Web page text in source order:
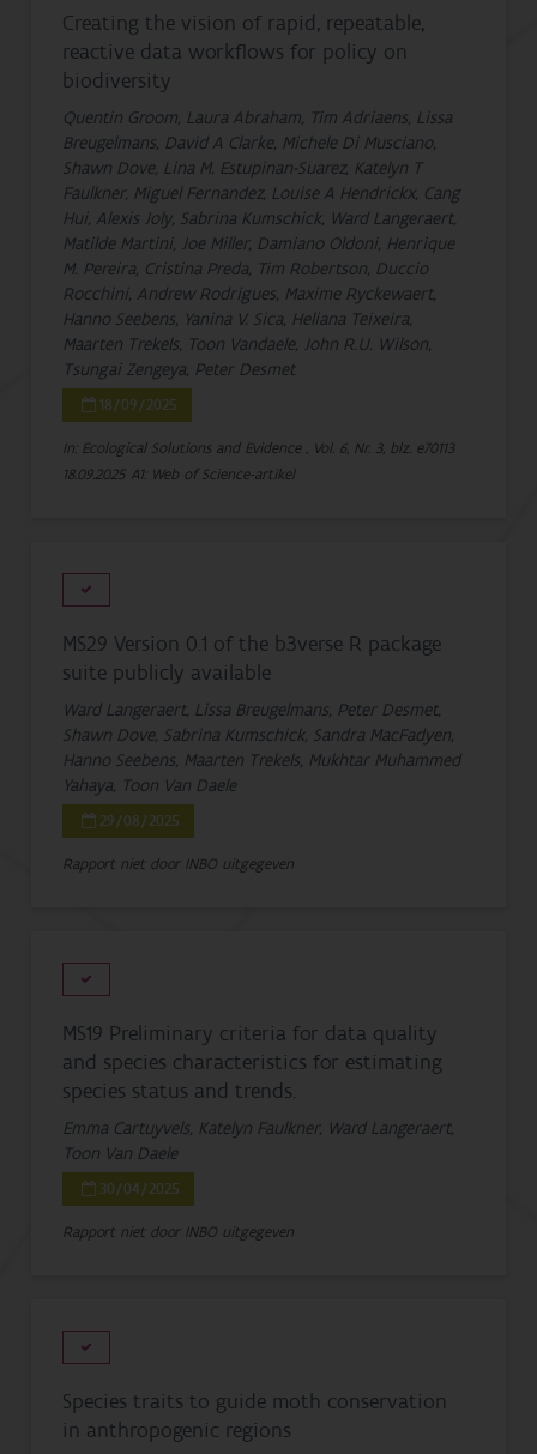
Creating the vision of rapid, repeatable,
reactive data workflows for policy on
biodiversity
Quentin Groom, Laura Abraham, Tim Adriaens, Lissa
Breugelmans, David A Clarke, Michele Di Musciano,
Shawn Dove, Lina M. Estupinan-Suarez, Katelyn T
Faulkner, Miguel Fernandez, Louise A Hendrickx, Cang
Hui, Alexis Joly, Sabrina Kumschick, Ward Langeraert,
Matilde Martini, Joe Miller, Damiano Oldoni, Henrique
M. Pereira, Cristina Preda, Tim Robertson, Duccio
Rocchini, Andrew Rodrigues, Maxime Ryckewaert,
Hanno Seebens, Yanina V. Sica, Heliana Teixeira,
Maarten Trekels, Toon Vandaele, John R.U. Wilson,
Tsungai Zengeya, Peter Desmet
18/09/2025
In: Ecological Solutions and Evidence , Vol. 6, Nr. 3, blz. e70113
18.09.2025 A1: Web of Science-artikel
MS29 Version 0.1 of the b3verse R package
suite publicly available
Ward Langeraert, Lissa Breugelmans, Peter Desmet,
Shawn Dove, Sabrina Kumschick, Sandra MacFadyen,
Hanno Seebens, Maarten Trekels, Mukhtar Muhammed
Yahaya, Toon Van Daele
29/08/2025
Rapport niet door INBO uitgegeven
MS19 Preliminary criteria for data quality
and species characteristics for estimating
species status and trends.
Emma Cartuyvels, Katelyn Faulkner, Ward Langeraert,
Toon Van Daele
30/04/2025
Rapport niet door INBO uitgegeven
Species traits to guide moth conservation
in anthropogenic regions